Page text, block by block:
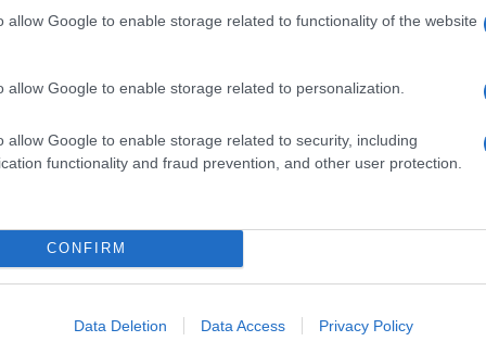
allow Google to enable storage related to functionality of the website
allow Google to enable storage related to personalization.
allow Google to enable storage related to security, including
functionality and fraud prevention, and other user protection.
CONFIRM
Data Deletion Data Access Privacy Policy
Ελεύθερος με περιοριστικούς
που κατηγορείται για βιασμό
του
- 19:59